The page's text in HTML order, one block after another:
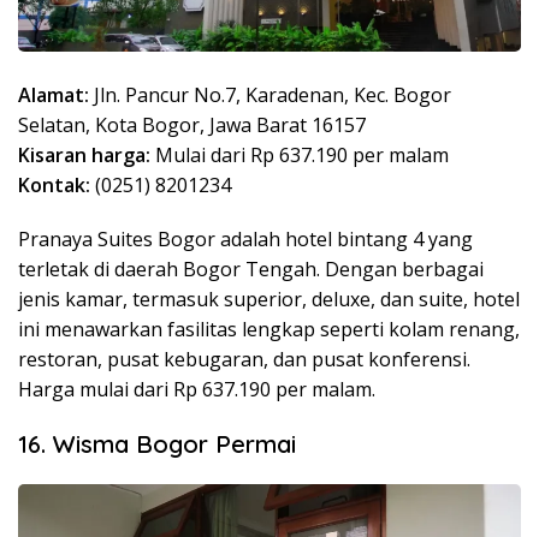
Alamat: Jln. Pancur No.7, Karadenan, Kec. Bogor
Selatan, Kota Bogor, Jawa Barat 16157
Kisaran harga: Mulai dari Rp 637.190 per malam
Kontak: (0251) 8201234
Pranaya Suites Bogor adalah hotel bintang 4 yang
terletak di daerah Bogor Tengah. Dengan berbagai
jenis kamar, termasuk superior, deluxe, dan suite, hotel
ini menawarkan fasilitas lengkap seperti kolam renang,
restoran, pusat kebugaran, dan pusat konferensi.
Harga mulai dari Rp 637.190 per malam.
16. Wisma Bogor Permai